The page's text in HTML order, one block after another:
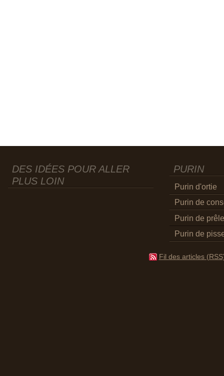
DES IDÉES POUR ALLER
PLUS LOIN
PURIN
Purin d'ortie
Purin de
Purin de prêle
Purin de
Fil des articles